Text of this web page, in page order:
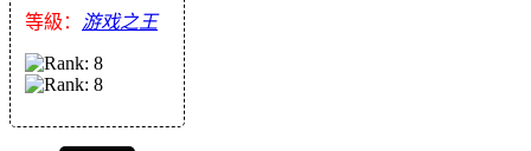
等級： 游戏之王